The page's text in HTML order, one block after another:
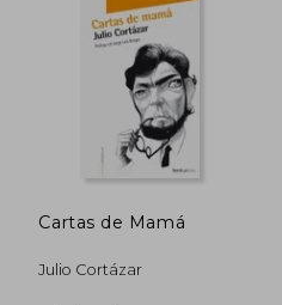
Cartas de Mamá
Julio Cortázar